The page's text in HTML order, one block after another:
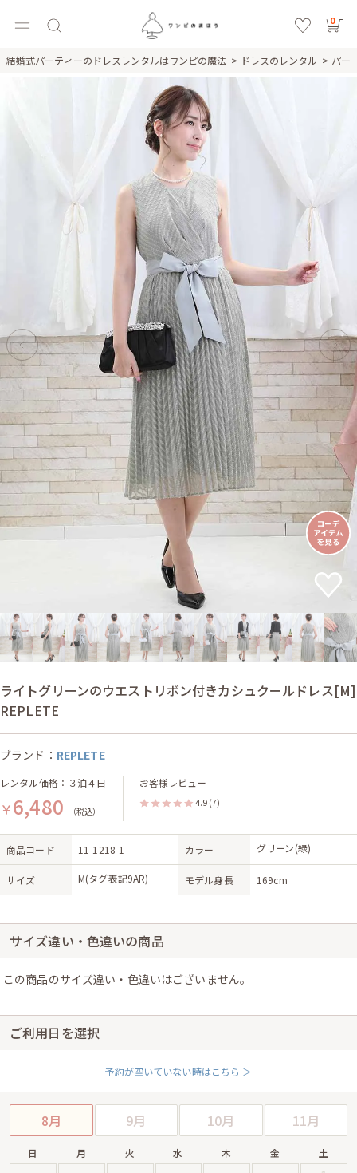
0
結婚式パーティーのドレスレンタルはワンピの魔法 ドレスのレンタル パー
ライトグリーンのウエストリボン付きカシュクールドレス[M]
REPLETE
ブランド： REPLETE
レンタル価格：３泊４日
￥6,480 （税込）
お客様レビュー
4.9 (7)
商品コード 11-1218-1 カラー グリーン(緑)
サイズ M(タグ表記9AR) モデル身長 169cm
サイズ違い・色違いの商品
この商品のサイズ違い・色違いはございません。
ご利用日を選択
予約が空いていない時はこちら ＞
8月 9月 10月 11月
日 月 火 水 木 金 土